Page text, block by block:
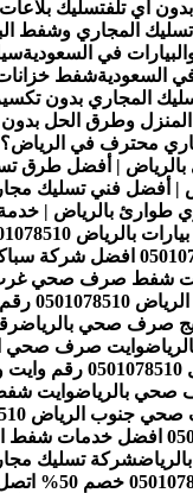
أي تلفتسليك
المجاري وشفط
في السعودية
السعوديةشفط خزانات
المجاري بدون
وطرق الحل
محترف في الرياض؟
بالرياض | أفضل طرق
فني تسليك مجاري 24
بالرياض | خدمة فتح
0501078510 اتصل الآن خصم 50% لا تتردد
صرف صحي غرب الرياض 0501078510 رقم وايت
صحي بالرياض
رقم
وايت صرف صحي الرياض 0501078510 رقم وايت
وايت شفط صرف صحي
رقم وايت وصهريج صرف صحي بالرياض
شركة تسليك مجاري في الملقا